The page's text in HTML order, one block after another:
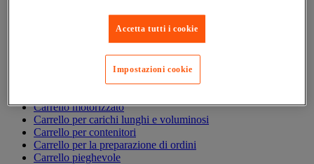
Carrello a rimorchio
Carrello con pareti a griglia
Carrello con ripiani
Carrello con ripiani in alluminio e in inox
Carrello con sponda fissa e rimovibile
Carrello contenitore
Carrello motorizzato
Carrello per carichi lunghi e voluminosi
Carrello per contenitori
Carrello per la preparazione di ordini
Carrello pieghevole
Accetta tutti i cookie
Impostazioni cookie